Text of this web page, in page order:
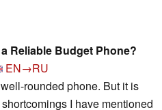
Reliable Budget Phone?
EN→RU
rounded phone. But it is
I have mentioned